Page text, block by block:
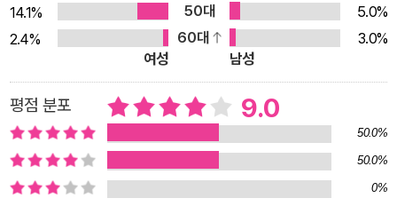
이 있습니다 . “자신이 공부할 내용에서 인간이 보이면 애착이 생
깁니다. 인간은 사물이나 개념이 아니라 다른 인간을 사랑하도록
진화했기 때문이죠.” 정부는 내년 과학 연구개발(R&D) 예산을
사상 최대 규모인 35.3조 원으로 늘리기로 했다. 특히 기초연구
에 대한 지원이 크게 확대되었다. 이런 흐름은 과학을 아는 일이
단순히 지식을 쌓는 차원을 넘어, 앞으로 우리가 어떤 미래를 살
아갈 수 있을지를 결정짓는 중요한 토대임을 보여준다. 물리학자
김상욱과 천문학자 심채경은 사람들에게 과학을 알리기 위해 부
14.1%
50대
5.0%
2.4%
60대
3.0%
여성
남성
평점 분포 9.0
50.0%
50.0%
0%